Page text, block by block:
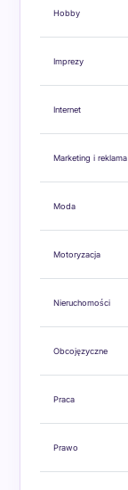
Hobby
Imprezy
Internet
Marketing i reklama
Moda
Motoryzacja
Nieruchomości
Obcojęzyczne
Praca
Prawo